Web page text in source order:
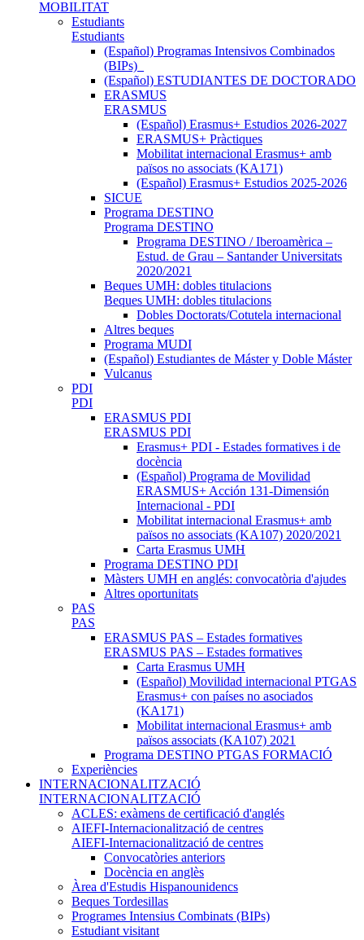
MOBILITAT
Estudiants
Estudiants
(Español) Programas Intensivos Combinados
(BIPs)_
(Español) ESTUDIANTES DE DOCTORADO
ERASMUS
ERASMUS
(Español) Erasmus+ Estudios 2026-2027
ERASMUS+ Pràctiques
Mobilitat internacional Erasmus+ amb
països no associats (KA171)
(Español) Erasmus+ Estudios 2025-2026
SICUE
Programa DESTINO
Programa DESTINO
Programa DESTINO / Iberoamèrica –
Estud. de Grau – Santander Universitats
2020/2021
Beques UMH: dobles titulacions
Beques UMH: dobles titulacions
Dobles Doctorats/Cotutela internacional
Altres beques
Programa MUDI
(Español) Estudiantes de Máster y Doble Máster
Vulcanus
PDI
PDI
ERASMUS PDI
ERASMUS PDI
Erasmus+ PDI - Estades formatives i de
docència
(Español) Programa de Movilidad
ERASMUS+ Acción 131-Dimensión
Internacional - PDI
Mobilitat internacional Erasmus+ amb
països no associats (KA107) 2020/2021
Carta Erasmus UMH
Programa DESTINO PDI
Màsters UMH en anglés: convocatòria d'ajudes
Altres oportunitats
PAS
PAS
ERASMUS PAS – Estades formatives
ERASMUS PAS – Estades formatives
Carta Erasmus UMH
(Español) Movilidad internacional PTGAS
Erasmus+ con países no asociados
(KA171)
Mobilitat internacional Erasmus+ amb
països associats (KA107) 2021
Programa DESTINO PTGAS FORMACIÓ
Experiències
INTERNACIONALITZACIÓ
INTERNACIONALITZACIÓ
ACLES: exàmens de certificació d'anglés
AIEFI-Internacionalització de centres
AIEFI-Internacionalització de centres
Convocatòries anteriors
Docència en anglès
Àrea d'Estudis Hispanounidencs
Beques Tordesillas
Programes Intensius Combinats (BIPs)
Estudiant visitant